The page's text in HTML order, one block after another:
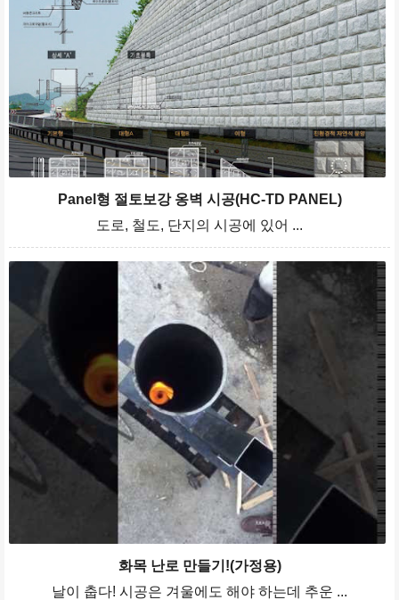
Panel형 절토보강 옹벽 시공(HC-TD PANEL)
도로, 철도, 단지의 시공에 있어 ...
화목 난로 만들기!(가정용)
날이 춥다! 시공은 겨울에도 해야 하는데 추운 ...